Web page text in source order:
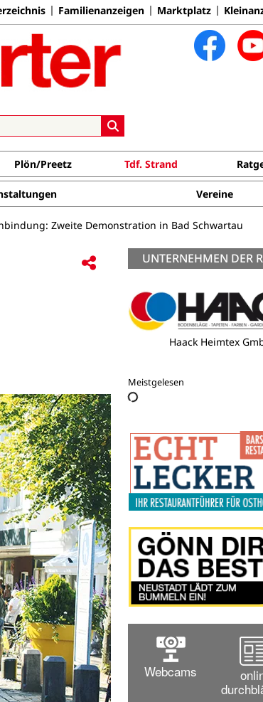
Familienanzeigen Marktplatz
Plön/Preetz Tdf. Strand
Vereine
Zweite Demonstration in Bad Schwartau
UNTERNEHMEN DER
RWTAX GmbH & Co.
Meistgelesen
Webcams